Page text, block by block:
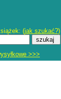
(jak szukać?)
>>>